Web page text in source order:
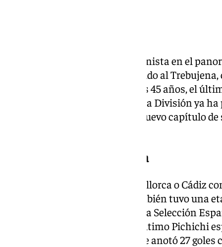
Dani Güiza vuelve a ser protagonista en el
de Jérez de la Frontera se ha unido al
Primera División Andaluz. A sus 45 años, el
proclamarse Pichichi de Primera División ya
distintos y ahora escribirá un nuevo capítulo
La trayectoria de Dani Güiza
Güiza ha pasado por Getafe, Mallorca o Cádiz
destacados en su historial. También tuvo una
supuesto, ha formado parte de la Selección
mantiene su registro de ser el último Pichichi
temporada 2007/2008 en la que anotó 27